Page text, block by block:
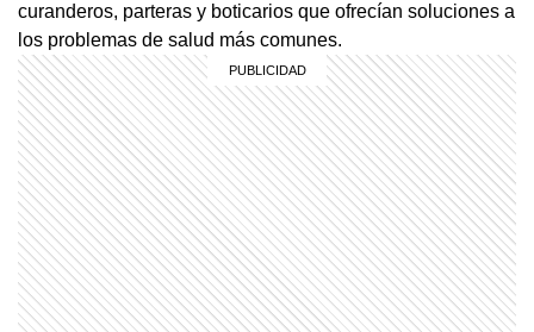
curanderos, parteras y boticarios que ofrecían soluciones a
los problemas de salud más comunes.